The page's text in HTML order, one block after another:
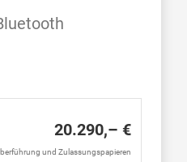
20.290,– €
und Zulassungspapieren